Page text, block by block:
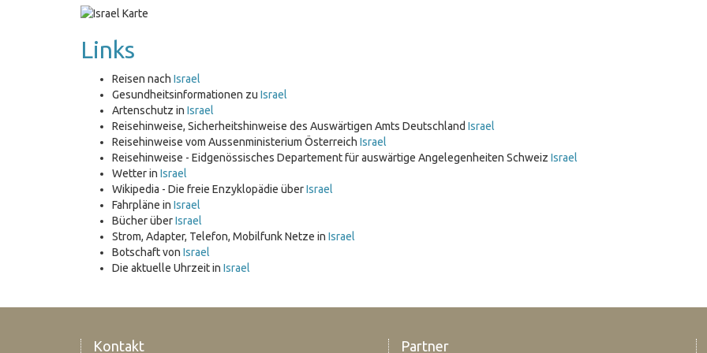
Links
Reisen nach Israel
Gesundheitsinformationen zu Israel
Artenschutz in Israel
Reisehinweise, Sicherheitshinweise des Auswärtigen Amts Deutschland Israel
Reisehinweise vom Aussenministerium Österreich Israel
Reisehinweise - Eidgenössisches Departement für auswärtige Angelegenheiten Schweiz Israel
Wetter in Israel
Wikipedia - Die freie Enzyklopädie überIsrael
Fahrpläne in Israel
Bücher überIsrael
Strom, Adapter, Telefon, Mobilfunk Netze in Israel
Botschaft von Israel
Die aktuelle Uhrzeit in Israel
Kontakt Partner